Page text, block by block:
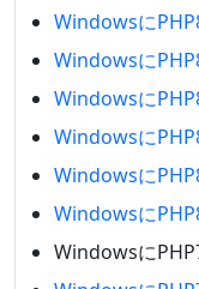
Windowsに
Windowsに
Windowsに
Windowsに
Windowsに
Windowsに
Windowsに